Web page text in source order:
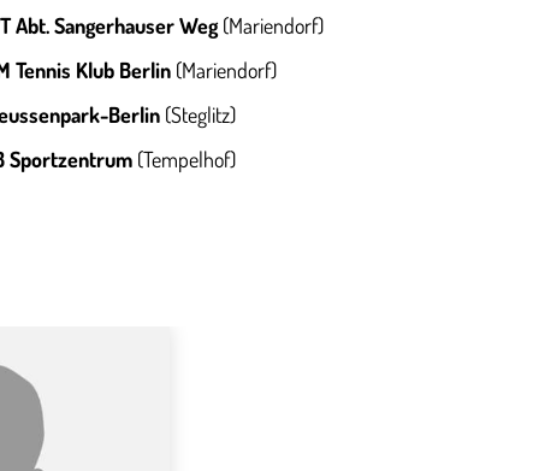
Abt. Sangerhauser Weg(Mariendorf)
Tennis Klub Berlin (Mariendorf)
Berlin (Steglitz)
Sportzentrum (Tempelhof)